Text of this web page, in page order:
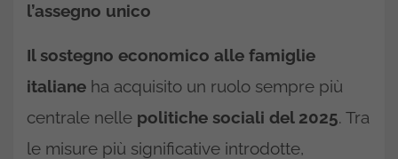
l’assegno unico
Il sostegno economico alle famiglie
italiane ha acquisito un ruolo sempre più
centrale nelle politiche sociali del 2025. Tra
le misure più significative introdotte,